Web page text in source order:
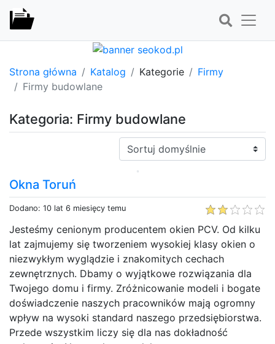
Strona główna Katalog Kategorie
Firmy
Firmy budowlane
Kategoria: Firmy budowlane
Sortuj:
Okna Toruń
Dodano: 10 lat 6 miesięcy temu
Jesteśmy cenionym producentem okien PCV. Od kilku
lat zajmujemy się tworzeniem wysokiej klasy okien o
niezwykłym wyglądzie i znakomitych cechach
zewnętrznych. Dbamy o wyjątkowe rozwiązania dla
Twojego domu i firmy. Zróżnicowanie modeli i bogate
doświadczenie naszych pracowników mają ogromny
wpływ na wysoki standard naszego przedsiębiorstwa.
Przede wszystkim liczy się dla nas dokładność